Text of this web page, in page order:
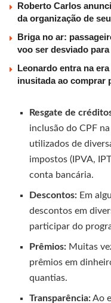
Roberto Carlos
da organização de
Briga no ar:
voo ser desviado
Leonardo entra na
inusitada ao comprar
Resgate de
inclusão do CPF
utilizados de
impostos (IPVA,
conta bancária.
Descontos: Em
descontos em
participar do
Prêmios: Muitas
prêmios em
quantias.
Transparência:Ao